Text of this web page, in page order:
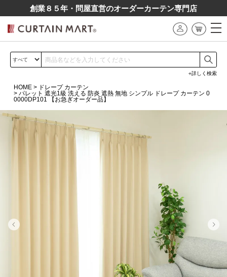
創業８５年・問屋直営のオーダーカーテン専⾨店
詳しく検索
HOME
ドレープ カーテン
パレット 遮光1級 洗える 防炎 遮熱 無地 シンプル ドレープ カーテン 0
0000DP101 【お急ぎオーダー品】